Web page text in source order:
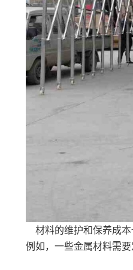
材料的维护和保养成本
例如，一些金属材料需